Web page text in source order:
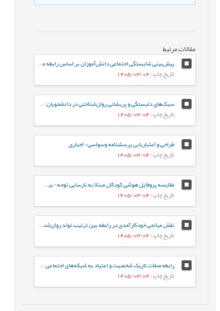
مقالات مرتبط
پیش‌بینی شایستگی اجتماعی دانش‌آموزان بر اساس رابطه معلم-دانش‌آموز و احساس تعلق به مدرسه: نقش واسطه‌ای تنظیم رفتاری هیجان
تاریخ چاپ: 1405/03/04
سبک‌های دلبستگی و پریشانی روان‌شناختی در دانشجویان: نقش واسطه‌ای تنظیم هیجان بین فردی
تاریخ چاپ: 1405/03/04
طراحی و اعتباریابی پرسشنامه وسواسی- اجباری
تاریخ چاپ: 1405/03/04
مقایسه پروفایل هوشی کودکان مبتلا به نارسایی توجه- بیش‌فعالی با کودکان عادی براساس شاخص‌های جانبی و مکمل آزمون WISC-V
تاریخ چاپ: 1405/03/04
نقش میانجی خودکارآمدی در رابطه‌ بین ترتیب تولد روان‌شناختی و جوخانواده با رفتارهای جامعه پسند در دانشجویان
تاریخ چاپ: 1405/03/04
رابطه صفات تاریک شخصیت و اعتیاد به شبکه‌های اجتماعی مجازی با نقش میانجی سبک‌های مقابله‌ای
تاریخ چاپ: 1405/03/04